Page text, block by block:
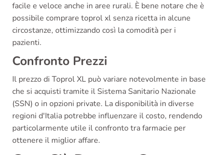
facile e veloce anche in aree rurali. È bene notare che è
possibile comprare toprol xl senza ricetta in alcune
circostanze, ottimizzando così la comodità per i
pazienti.
Confronto Prezzi
Il prezzo di Toprol XL può variare notevolmente in base
che si acquisti tramite il Sistema Sanitario Nazionale
(SSN) o in opzioni private. La disponibilità in diverse
regioni d'Italia potrebbe influenzare il costo, rendendo
particolarmente utile il confronto tra farmacie per
ottenere il miglior affare.